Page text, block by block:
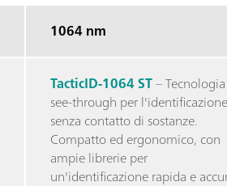
1064 nm
TacticID-1064 ST– Tecnologia
see-through per l'identificazione
senza contatto di sostanze.
Compatto ed ergonomico, con
ampie librerie per
un'identificazione rapida e